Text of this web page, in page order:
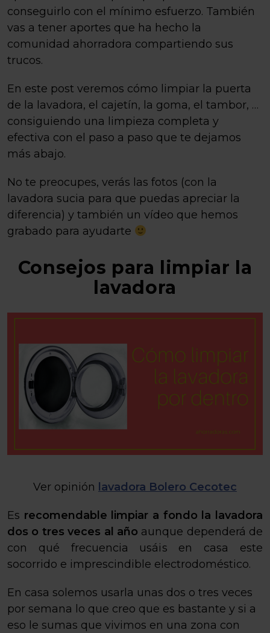
conseguirlo con el mínimo esfuerzo. También
vas a tener aportes que ha hecho la
comunidad ahorradora compartiendo sus
trucos.
En este post veremos cómo limpiar la puerta
de la lavadora, el cajetín, la goma, el tambor, …
consiguiendo una limpieza completa y
efectiva con el paso a paso que te dejamos
más abajo.
No te preocupes, verás las fotos (con la
lavadora sucia para que puedas apreciar la
diferencia) y también un vídeo que hemos
grabado para ayudarte
Consejos para limpiar la
lavadora
Ver opinión lavadora Bolero Cecotec
Es recomendable limpiar a fondo la lavadora
dos o tres veces al año aunque dependerá de
con qué frecuencia usáis en casa este
socorrido e imprescindible electrodoméstico.
En casa solemos usarla unas dos o tres veces
por semana lo que creo que es bastante y si a
eso le sumas que vivimos en una zona con